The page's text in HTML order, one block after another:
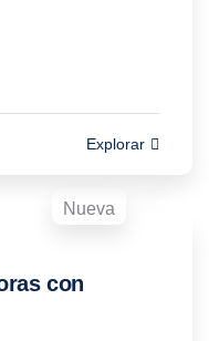
Explorar
Nueva
con